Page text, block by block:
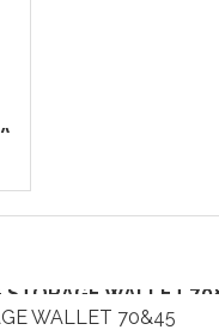
WALLET
WALLET 70&45